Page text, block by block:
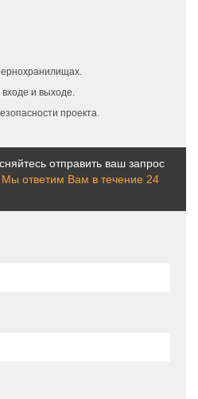
и выходе.
проекта.
отправить ваш запрос
Мы ответим Вам в течение 24